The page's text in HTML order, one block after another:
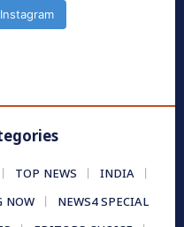
TOP NEWS
INDIA
NOW
NEWS4 SPECIAL